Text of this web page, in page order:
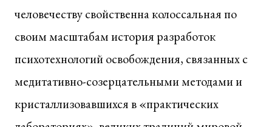
человечеству свойственна колоссальная по
своим масштабам история разработок
психотехнологий освобождения, связанных с
медитативно-созерцательными методами и
кристаллизовавшихся в «практических